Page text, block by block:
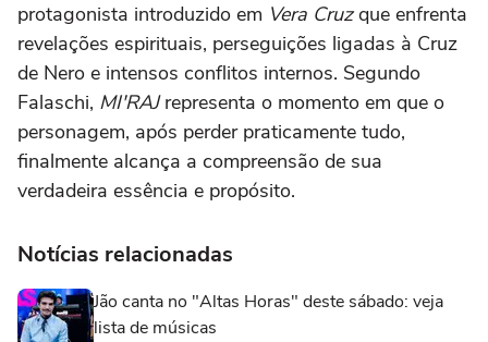
protagonista introduzido em Vera Cruzque enfrenta
revelações espirituais, perseguições ligadas à Cruz
de Nero e intensos conflitos internos. Segundo
Falaschi, MI'RAJrepresenta o momento em que o
personagem, após perder praticamente tudo,
finalmente alcança a compreensão de sua
verdadeira essência e propósito.
Notícias relacionadas
Jão canta no "Altas Horas" deste sábado: veja
lista de músicas